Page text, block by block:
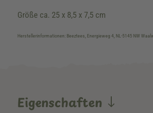
Größe ca. 25 x 8,5 x 7,5 cm
Herstellerinformationen: Beeztees, Energieweg 4, NL-5145 NW
Eigenschaften